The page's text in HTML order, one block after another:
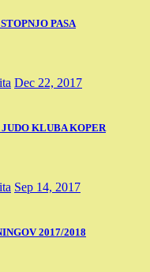
PASA
Dec 22, 2017
KLUBA KOPER
Sep 14, 2017
2017/2018